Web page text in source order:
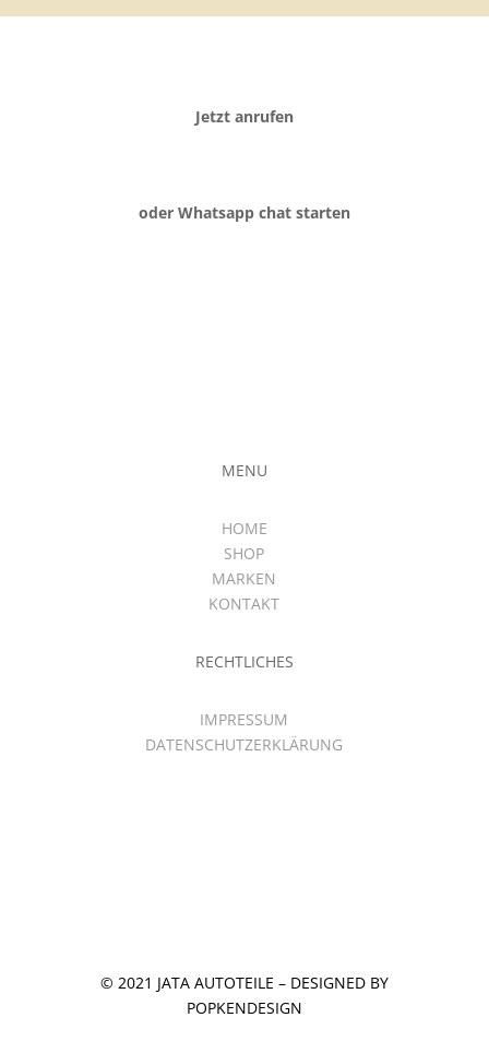
Jetzt anrufen
oder Whatsapp chat starten
MENU
HOME
SHOP
MARKEN
KONTAKT
RECHTLICHES
IMPRESSUM
DATENSCHUTZERKLÄRUNG
© 2021 JATA AUTOTEILE – DESIGNED BY
POPKENDESIGN